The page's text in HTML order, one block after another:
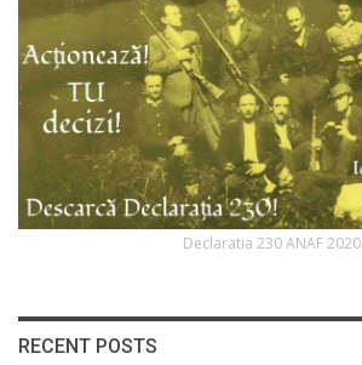
Declaratia 230 ANAF 2020
RECENT POSTS